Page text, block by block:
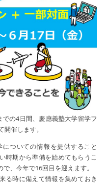
での4日間、慶應義塾大学留学フ
催します。
ついての情報を提供すること
時期から準備を始めてもらうこ
、今年で16回目を迎えます。
る時に備えて情報を集めておき